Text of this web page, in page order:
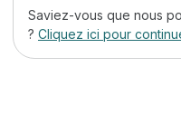
Saviez-vous que nous
? Cliquez ici pour